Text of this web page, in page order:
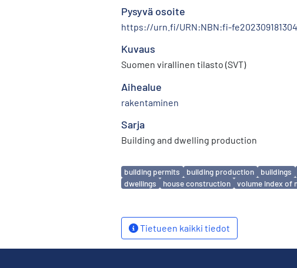
Pysyvä osoite
https://urn.fi/URN:NBN:fi-
Kuvaus
Suomen virallinen tilasto (SVT)
Aihealue
rakentaminen
Sarja
Building and dwelling production
Avainsanat
building permits building production buildings
dwellings
house construction volume index of
Tietueen kaikki tiedot